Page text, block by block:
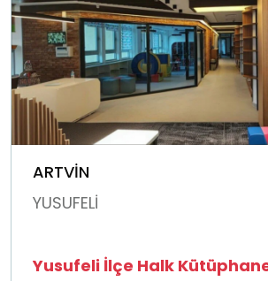
ARTVİN
YUSUFELİ
Yusufeli İlçe Halk